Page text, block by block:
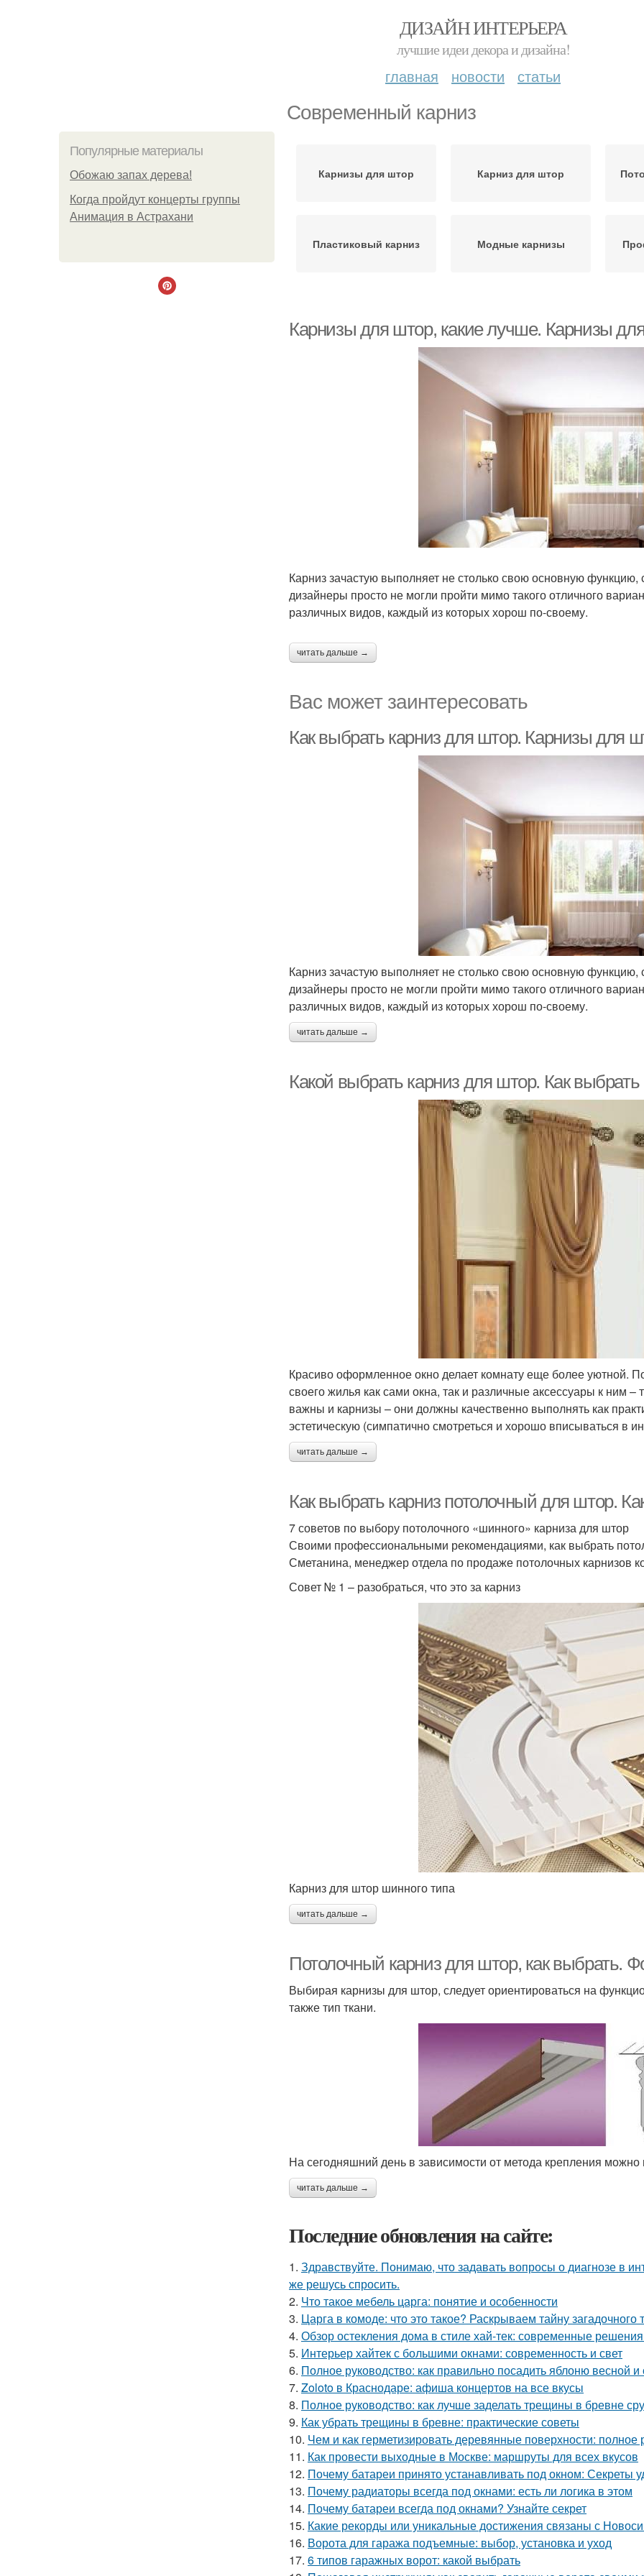
ДИЗАЙН ИНТЕРЬЕРА
лучшие идеи декора и дизайна!
главная новости статьи
Современный карниз
Популярные материалы
Обожaю зaпах деpева!
Когда пройдут концерты группы
Анимация в Астрахани
Карнизы для штор Карниз для штор
Пластиковый карниз Модные карнизы
или
Карнизы для штор, какие лучше. Карнизы
Карниз зачастую выполняет не столько свою основную функцию,
дизайнеры просто не могли пройти мимо такого отличного
различных видов, каждый из которых хорош по-своему.
читать дальше →
Вас может заинтересовать
Как выбрать карниз для штор. Карнизы для
Карниз зачастую выполняет не столько свою основную функцию,
дизайнеры просто не могли пройти мимо такого отличного
различных видов, каждый из которых хорош по-своему.
читать дальше →
Какой выбрать карниз для штор. Как
Красиво оформленное окно делает комнату еще более уютной.
своего жилья как сами окна, так и различные аксессуары к
важны и карнизы – они должны качественно выполнять как
эстетическую (симпатично смотреться и хорошо вписываться в
читать дальше →
Как выбрать карниз потолочный для штор.
7 советов по выбору потолочного «шинного» карниза для штор
Своими профессиональными рекомендациями, как выбрать
Сметанина, менеджер отдела по продаже потолочных
Совет № 1 – разобраться, что это за карниз
Карниз для штор шинного типа
читать дальше →
Потолочный карниз для штор, как выбрать.
Выбирая карнизы для штор, следует ориентироваться на
также тип ткани.
На сегодняшний день в зависимости от метода крепления
читать дальше →
Последние обновления на сайте:
1. Здравствуйте. Понимаю, что задавать вопросы о диагнозе в
же решусь спросить.
2. Что такое мебель царга: понятие и особенности
3. Царга в комоде: что это такое? Раскрываем тайну загадочного
4. Обзор остекления дома в стиле хай-тек: современные
5. Интерьер хайтек с большими окнами: современность и свет
6. Полное руководство: как правильно посадить яблоню весной
7. Zoloto в Краснодаре: афиша концертов на все вкусы
8. Полное руководство: как лучше заделать трещины в бревне
9. Как убрать трещины в бревне: практические советы
10. Чем и как герметизировать деревянные поверхности: полное
11. Как провести выходные в Москве: маршруты для всех вкусов
12. Почему батареи принято устанавливать под окном: Секреты
13. Почему радиаторы всегда под окнами: есть ли логика в этом
14. Почему батареи всегда под окнами? Узнайте секрет
15. Какие рекорды или уникальные достижения связаны с
16. Ворота для гаража подъемные: выбор, установка и уход
17. 6 типов гаражных ворот: какой выбрать